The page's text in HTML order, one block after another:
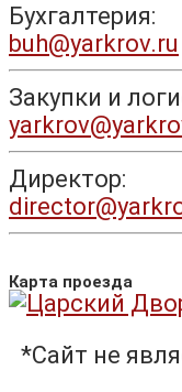
Бухгалтерия:
buh@yarkrov.ru
Закупки и
Директор:
Карта проезда
*Сайт не